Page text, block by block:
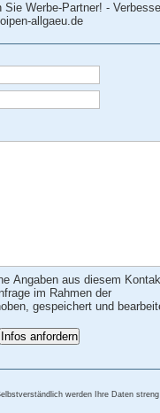
Werbe-Partner! -
allgaeu.de
Angaben aus diesem
zur Bearbeitung meiner Anfrage im Rahmen der
gespeichert und
werden Ihre Daten